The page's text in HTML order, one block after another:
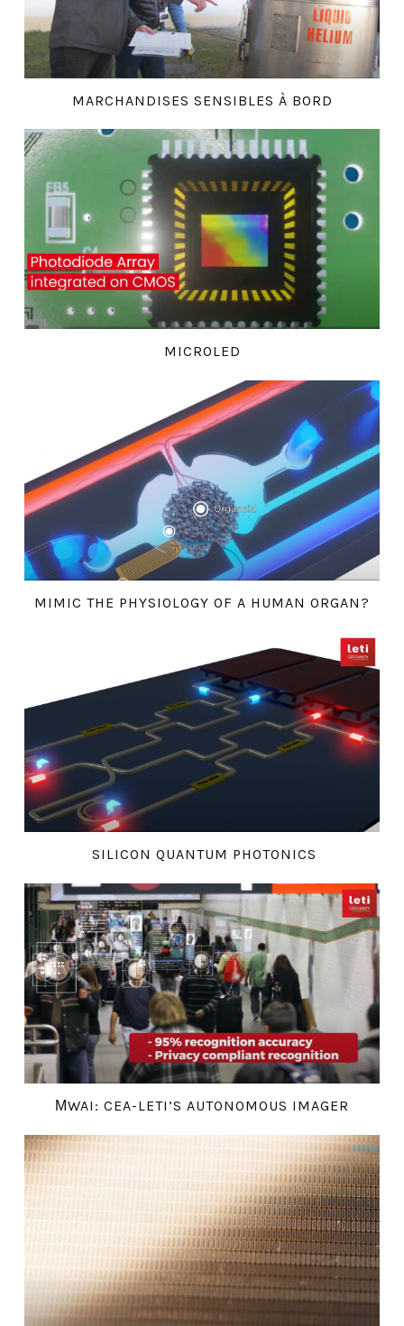
MARCHANDISES SENSIBLES À BORD
MICROLED
MIMIC THE PHYSIOLOGY OF A HUMAN ORGAN?
SILICON QUANTUM PHOTONICS
ΜWAI: CEA-LETI’S AUTONOMOUS IMAGER